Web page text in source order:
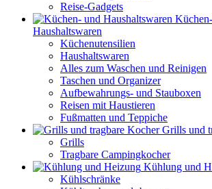
Reise-Gadgets
Haushaltswaren
Küchenutensilien
Haushaltswaren
Alles zum Waschen und Reinigen
Taschen und Organizer
Aufbewahrungs- und Stauboxen
Reisen mit Haustieren
Fußmatten und Teppiche
Grills und
Grills
Tragbare Campingkocher
Kühlung und
Kühlschränke